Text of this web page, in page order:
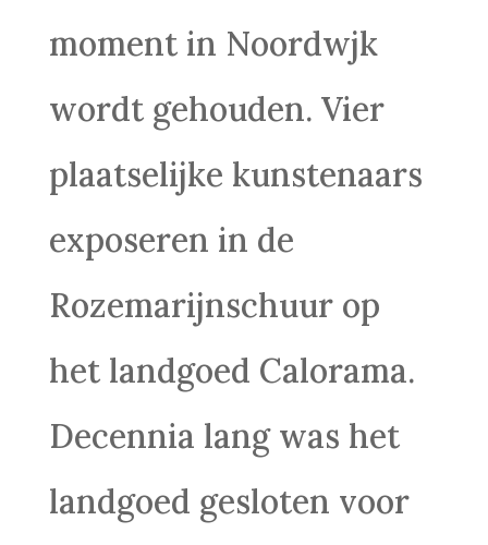
moment in Noordwjk
wordt gehouden. Vier
plaatselijke kunstenaars
exposeren in de
Rozemarijnschuur op
het landgoed Calorama.
Decennia lang was het
landgoed gesloten voor